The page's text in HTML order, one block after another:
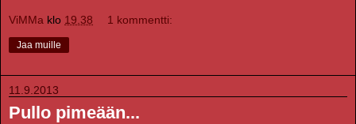
ViMMa klo 19.38 1 kommentti:
Jaa muille
11.9.2013
Pullo pimeään...